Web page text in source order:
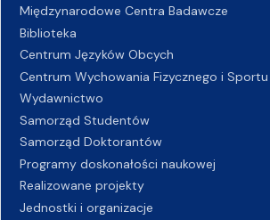
Międzynarodowe Centra Badawcze
Biblioteka
Centrum Języków Obcych
Centrum Wychowania Fizycznego i Sportu
Wydawnictwo
Samorząd Studentów
Samorząd Doktorantów
Programy doskonałości naukowej
Realizowane projekty
Jednostki i organizacje